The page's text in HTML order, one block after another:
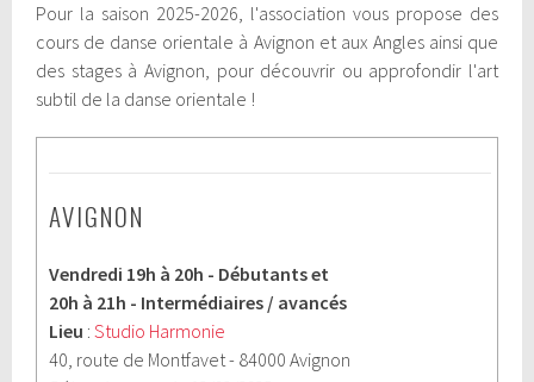
Pour la saison 2025-2026, l'association vous propose des
cours de danse orientale à Avignon et aux Angles ainsi que
des stages à Avignon, pour découvrir ou approfondir l'art
subtil de la danse orientale !
AVIGNON
Vendredi 19h à 20h - Débutants et
20h à 21h - Intermédiaires / avancés
Lieu :Studio Harmonie
40, route de Montfavet - 84000 Avignon